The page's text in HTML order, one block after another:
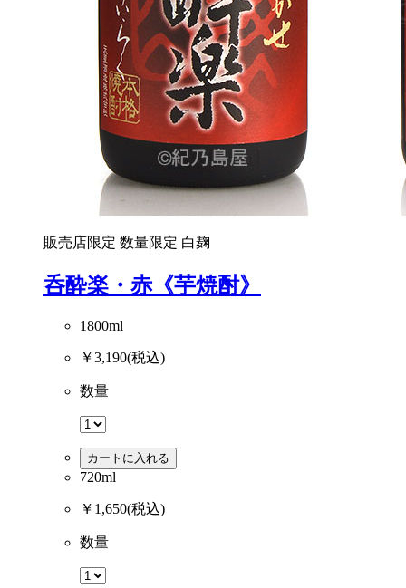
販売店限定 数量限定 白麹
呑酔楽・赤《芋焼酎》
1800ml
￥3,190(税込)
数量
カートに入れる
720ml
￥1,650(税込)
数量